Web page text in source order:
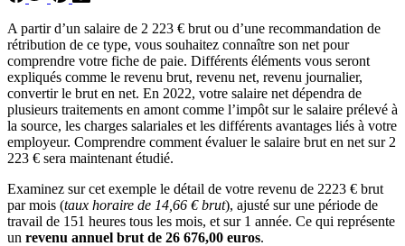
A partir d’un salaire de 2 223 € brut ou d’une recommandation de
rétribution de ce type, vous souhaitez connaître son net pour
comprendre votre fiche de paie. Différents éléments vous seront
expliqués comme le revenu brut, revenu net, revenu journalier,
convertir le brut en net. En 2022, votre salaire net dépendra de
plusieurs traitements en amont comme l’impôt sur le salaire prélevé à
la source, les charges salariales et les différents avantages liés à votre
employeur. Comprendre comment évaluer le salaire brut en net sur 2
223 € sera maintenant étudié.
Examinez sur cet exemple le détail de votre revenu de 2223 € brut
par mois (taux horaire de 14,66 € brut), ajusté sur une période de
travail de 151 heures tous les mois, et sur 1 année. Ce qui représente
un revenu annuel brut de 26 676,00 euros.